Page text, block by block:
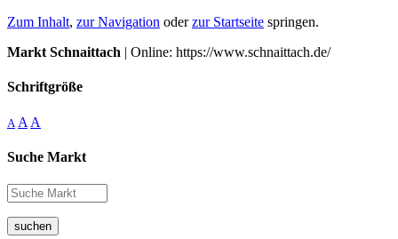
Zum Inhalt, zur Navigation oderzur Startseite springen.
Markt Schnaittach | Online: https://www.schnaittach.de/
Schriftgröße
A A A
Suche Markt
suchen